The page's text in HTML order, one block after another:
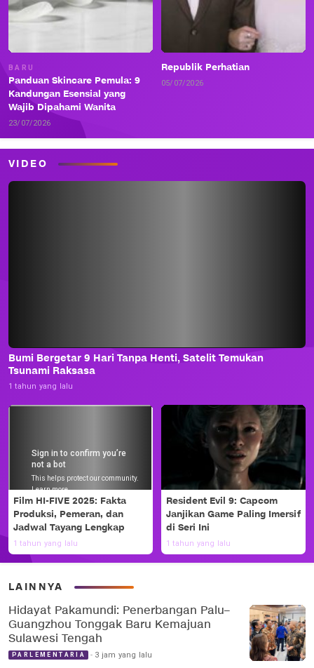
BARU
Panduan Skincare Pemula: 9
Kandungan Esensial yang
Wajib Dipahami Wanita
23/07/2026
Republik Perhatian
05/07/2026
VIDEO
Bumi Bergetar 9 Hari Tanpa Henti, Satelit Temukan
Tsunami Raksasa
1 tahun yang lalu
Film HI-FIVE 2025: Fakta
Produksi, Pemeran, dan
Jadwal Tayang Lengkap
1 tahun yang lalu
Resident Evil 9: Capcom
Janjikan Game Paling Imersif
di Seri Ini
1 tahun yang lalu
LAINNYA
Hidayat Pakamundi: Penerbangan Palu–
Guangzhou Tonggak Baru Kemajuan
Sulawesi Tengah
PARLEMENTARIA 3 jam yang lalu